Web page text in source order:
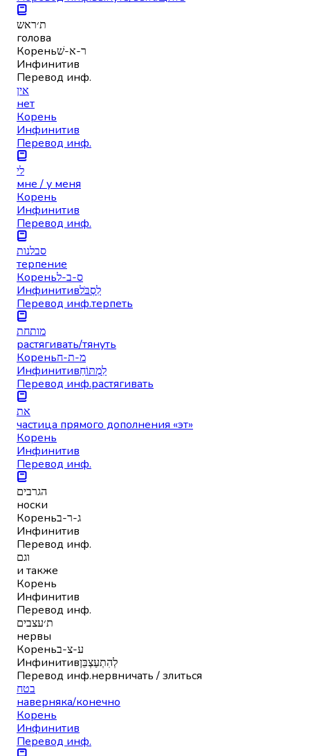
ת׳ראש
голова
Кореньר-א-שׁ
Инфинитив
Перевод инф.
אין
нет
Корень
Инфинитив
Перевод инф.
לי
мне / у меня
Корень
Инфинитив
Перевод инф.
סבלנות
терпение
Кореньס-ב-ל
Инфинитивלִסְבֹּל
Перевод инф.терпеть
מותחת
растягивать/тянуть
Кореньמ-ת-ח
Инфинитивלִמְתּוֹחַ
Перевод инф.растягивать
את
частица прямого дополнения «эт»
Корень
Инфинитив
Перевод инф.
הגרבים
носки
Кореньג-ר-ב
Инфинитив
Перевод инф.
וגם
и также
Корень
Инфинитив
Перевод инф.
ת׳עצבים
нервы
Кореньע-צ-ב
Инфинитивלְהִתְעַצְבֵּן
Перевод инф.нервничать / злиться
בטח
наверняка/конечно
Корень
Инфинитив
Перевод инф.